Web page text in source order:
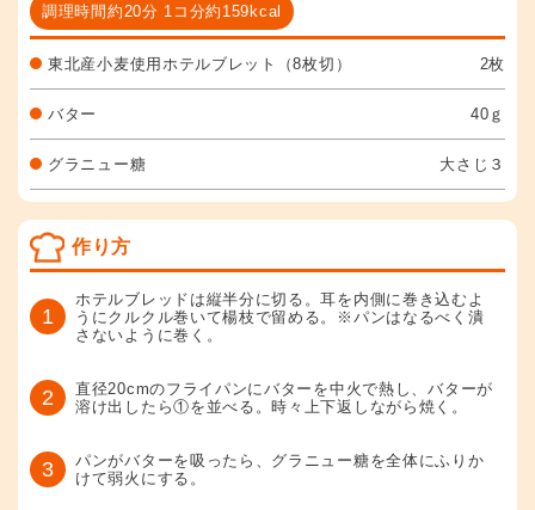
調理時間約20分 1コ分約159kcal
東北産小麦使用ホテルブレット（8枚切） 2枚
バター 40ｇ
グラニュー糖 大さじ３
作り方
1
ホテルブレッドは縦半分に切る。耳を内側に巻き込むよ
うにクルクル巻いて楊枝で留める。※パンはなるべく潰
さないように巻く。
2
直径20cmのフライパンにバターを中火で熱し、バターが
溶け出したら①を並べる。時々上下返しながら焼く。
3
パンがバターを吸ったら、グラニュー糖を全体にふりか
けて弱火にする。